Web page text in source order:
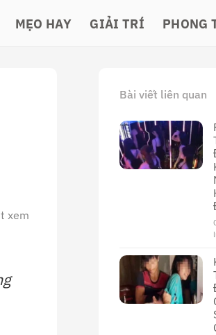
MẸO HAY GIẢI TRÍ PHONG
xem
Bài viết liên quan